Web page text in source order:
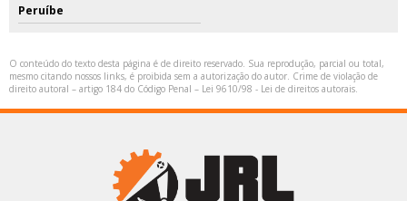
Peruíbe
O conteúdo do texto desta página é de direito reservado. Sua reprodução, parcial ou total,
mesmo citando nossos links, é proibida sem a autorização do autor. Crime de violação de
direito autoral – artigo 184 do Código Penal – Lei 9610/98 - Lei de direitos autorais.